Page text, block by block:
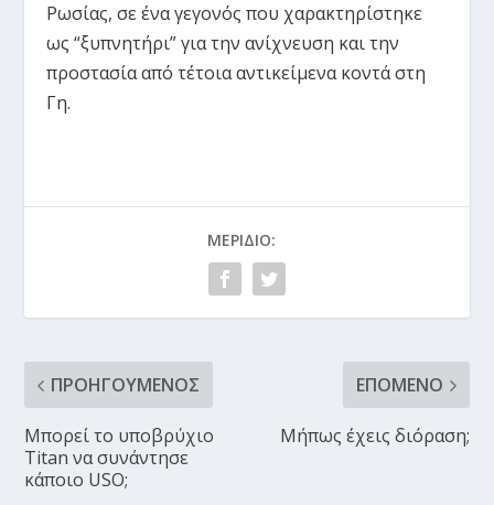
Ρωσίας, σε ένα γεγονός που χαρακτηρίστηκε
ως “ξυπνητήρι” για την ανίχνευση και την
προστασία από τέτοια αντικείμενα κοντά στη
Γη.
ΜΕΡΊΔΙΟ:
ΠΡΟΗΓΟΎΜΕΝΟΣ
Μπορεί το υποβρύχιο
Titan να συνάντησε
κάποιο USO;
ΕΠΌΜΕΝΟ
Μήπως έχεις διόραση;